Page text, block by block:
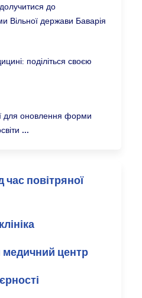
до
Вільної держави Баварія
поділіться своєю
для оновлення форми
час повітряної
медичний центр